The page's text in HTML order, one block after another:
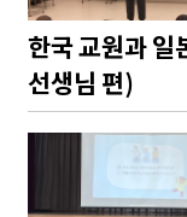
한국 교원과 일
선생님 편)